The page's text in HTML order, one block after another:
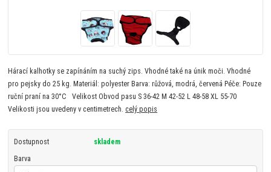
Hárací kalhotky se zapínáním na suchý zips. Vhodné také na únik moči. Vhodné
pro pejsky do 25 kg. Materiál: polyester Barva: růžová, modrá, červená Péče: Pouze
ruční praní na 30°C Velikost Obvod pasu S 36-42 M 42-52 L 48-58 XL 55-70
Velikosti jsou uvedeny v centimetrech.celý popis
Dostupnost skladem
Barva